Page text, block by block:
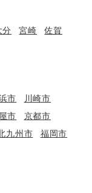
分 宮崎
佐賀
市
川崎市
市
京都市
九州市
福岡市